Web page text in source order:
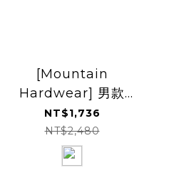
[Mountain
Hardwear] 男款
Yumalino Lined
Pant 軟殼刷毛健行褲
NT$1,736
NT$2,480